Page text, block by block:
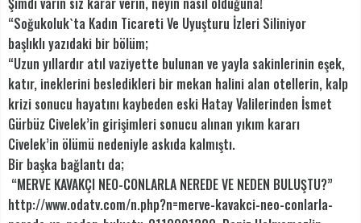
“Soğukoluk`ta Kadın Ticareti Ve Uyuşturu İzleri Siliniyor
başlıklı yazıdaki bir bölüm;
“Uzun yıllardır atıl vaziyette bulunan ve yayla sakinlerinin eşek,
katır, ineklerini besledikleri bir mekan halini alan otellerin, kalp
krizi sonucu hayatını kaybeden eski Hatay Valilerinden İsmet
Gürbüz Civelek’in girişimleri sonucu alınan yıkım kararı
Civelek’in ölümü nedeniyle askıda kalmıştı.
Bir başka bağlantı da;
“MERVE KAVAKÇI NEO-CONLARLA NEREDE VE NEDEN BULUŞTU?”
http://www.odatv.com/n.php?n=merve-kavakci-neo-conlarla-